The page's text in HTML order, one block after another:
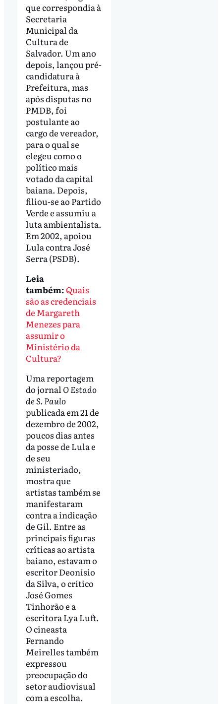
que correspondia à
Secretaria
Municipal da
Cultura de
Salvador. Um ano
depois, lançou pré-
candidatura à
Prefeitura, mas
após disputas no
PMDB, foi
postulante ao
cargo de vereador,
para o qual se
elegeu como o
político mais
votado da capital
baiana. Depois,
filiou-se ao Partido
Verde e assumiu a
luta ambientalista.
Em 2002, apoiou
Lula contra José
Serra (PSDB).
Leia
também:Quais
são as credenciais
de Margareth
Menezes para
assumir o
Ministério da
Cultura?
Uma reportagem
do jornal O Estado
de S. Paulo
publicada em 21 de
dezembro de 2002,
poucos dias antes
da posse de Lula e
de seu
ministeriado,
mostra que
artistas também se
manifestaram
contra a indicação
de Gil. Entre as
principais figuras
críticas ao artista
baiano, estavam o
escritor Deonísio
da Silva, o crítico
José Gomes
Tinhorão e a
escritora Lya Luft.
O cineasta
Fernando
Meirelles também
expressou
preocupação do
setor audiovisual
com a escolha.